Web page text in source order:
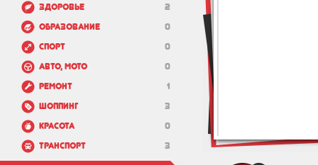
2
Здоровье
0
Образование
0
Спорт
0
Авто, мото
1
Ремонт
3
Шоппинг
0
Красота
3
Транспорт